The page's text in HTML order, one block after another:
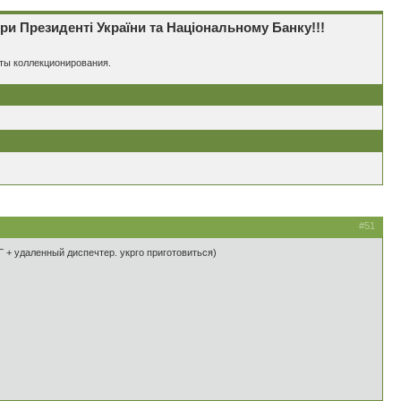
України та Національному Банку!!!
коллекционирования.
#51
удаленный диспечтер. укрго приготовиться)